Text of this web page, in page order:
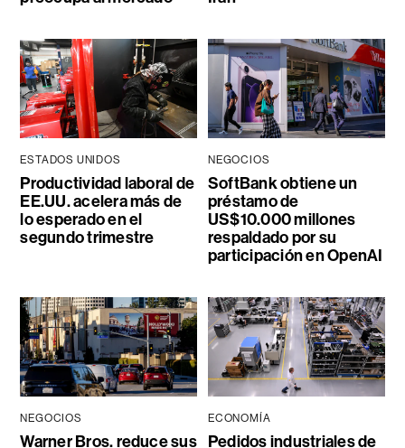
ESTADOS UNIDOS
Productividad laboral de
EE.UU. acelera más de
lo esperado en el
segundo trimestre
NEGOCIOS
SoftBank obtiene un
préstamo de
US$10.000 millones
respaldado por su
participación en OpenAI
NEGOCIOS
Warner Bros. reduce sus
ECONOMÍA
Pedidos industriales de